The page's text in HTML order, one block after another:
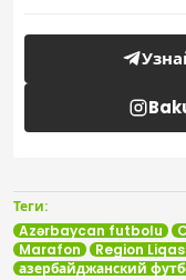
Теги:
Azərbaycan futbolu
Marafon
Region
азербайджанский